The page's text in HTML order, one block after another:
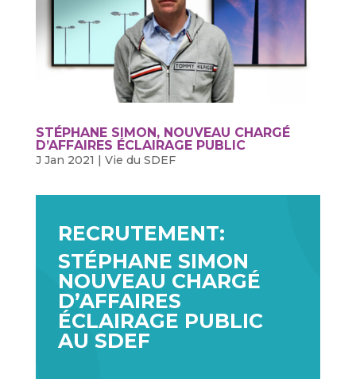
STÉPHANE SIMON, NOUVEAU CHARGÉ
D’AFFAIRES ÉCLAIRAGE PUBLIC
J Jan 2021 | Vie du SDEF
RECRUTEMENT:
STÉPHANE SIMON
NOUVEAU CHARGÉ
D’AFFAIRES
ÉCLAIRAGE PUBLIC
AU SDEF